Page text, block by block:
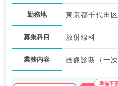
勤務地 東京都千代田区
募集科目 放射線科
業務内容